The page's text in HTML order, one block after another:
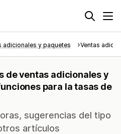
adicionales y paquetes Ventas
de ventas adicionales y
para la tasas de
sugerencias del tipo
artículos